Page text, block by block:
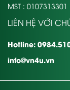
MST : 0107313301
LIÊN HỆ VỚI
Hotline:
info@vn4u.vn